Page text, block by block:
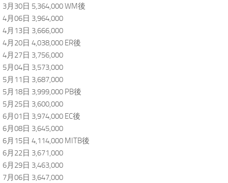
3月30日 5,364,000 WM後
4月06日 3,964,000
4月13日 3,666,000
4月20日 4,038,000 ER後
4月27日 3,756,000
5月04日 3,573,000
5月11日 3,687,000
5月18日 3,999,000 PB後
5月25日 3,600,000
6月01日 3,974,000 EC後
6月08日 3,645,000
6月15日 4,114,000 MITB後
6月22日 3,671,000
6月29日 3,463,000
7月06日 3,647,000